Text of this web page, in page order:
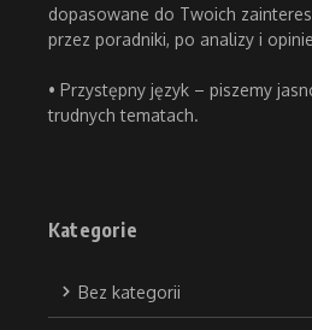
dopasowane do Twoich
przez poradniki, po analizy i
• Przystępny język – piszemy
trudnych tematach.
Kategorie
Bez kategorii